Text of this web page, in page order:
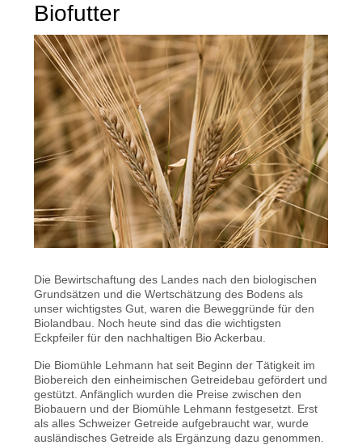
Biofutter
Die Bewirtschaftung des Landes nach den biologischen
Grundsätzen und die Wertschätzung des Bodens als
unser wichtigstes Gut, waren die Beweggründe für den
Biolandbau. Noch heute sind das die wichtigsten
Eckpfeiler für den nachhaltigen Bio Ackerbau.
Die Biomühle Lehmann hat seit Beginn der Tätigkeit im
Biobereich den einheimischen Getreidebau gefördert und
gestützt. Anfänglich wurden die Preise zwischen den
Biobauern und der Biomühle Lehmann festgesetzt. Erst
als alles Schweizer Getreide aufgebraucht war, wurde
ausländisches Getreide als Ergänzung dazu genommen.